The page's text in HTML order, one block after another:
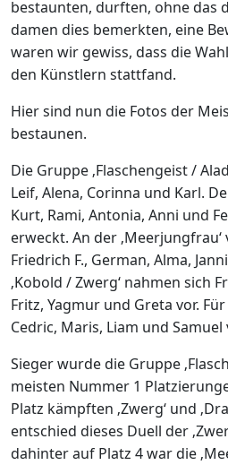
bestaunten, durften, ohne das
damen dies bemerkten, eine
waren wir gewiss, dass die
den Künstlern stattfand.
Hier sind nun die Fotos der
bestaunen.
Die Gruppe ‚Flaschengeist /
Leif, Alena, Corinna und Karl.
Kurt, Rami, Antonia, Anni und
erweckt. An der
Friedrich F., German, Alma,
‚Kobold / Zwerg‘ nahmen sich
Fritz, Yagmur und Greta vor. Für
Cedric, Maris, Liam und
Sieger wurde die Gruppe
meisten Nummer 1
Platz kämpften ‚Zwerg‘ und
entschied dieses Duell der
dahinter auf Platz 4 war die